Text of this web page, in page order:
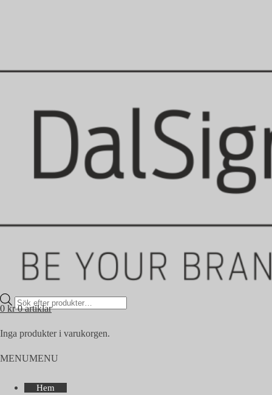
Products
search
0 kr 0 artiklar
Inga produkter i varukorgen.
MENUMENU
Hem